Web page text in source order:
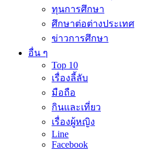
ทุนการศึกษา
ศึกษาต่อต่างประเทศ
ข่าวการศึกษา
อื่น ๆ
Top 10
เรื่องลี้ลับ
มือถือ
กินและเที่ยว
เรื่องผู้หญิง
Line
Facebook